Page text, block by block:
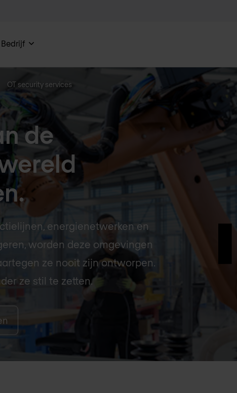
Bedrijf
OT security services
de
energienetwerken en
worden deze omgevingen
ze nooit zijn ontworpen.
ze stil te zetten.